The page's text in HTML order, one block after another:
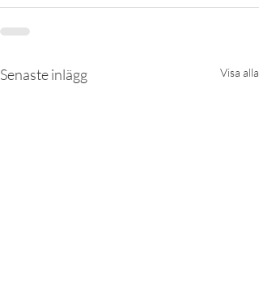
Senaste inlägg Visa alla